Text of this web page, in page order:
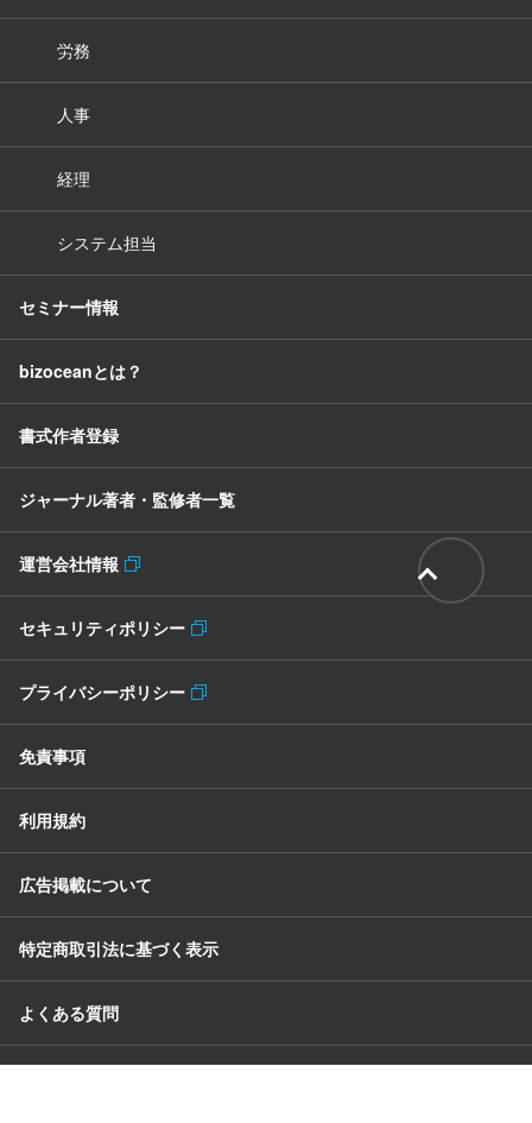
労務
人事
経理
システム担当
セミナー情報
bizoceanとは？
書式作者登録
ジャーナル著者・監修者一覧
運営会社情報
セキュリティポリシー
プライバシーポリシー
免責事項
利用規約
広告掲載について
特定商取引法に基づく表示
よくある質問